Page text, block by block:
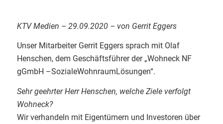
KTV Medien – 29.09.2020 – von Gerrit Eggers
Unser Mitarbeiter Gerrit Eggers sprach mit Olaf
Henschen, dem Geschäftsführer der „Wohneck NF
gGmbH –SozialeWohnraumLösungen“.
Sehr geehrter Herr Henschen, welche Ziele verfolgt
Wohneck?
Wir verhandeln mit Eigentümern und Investoren über